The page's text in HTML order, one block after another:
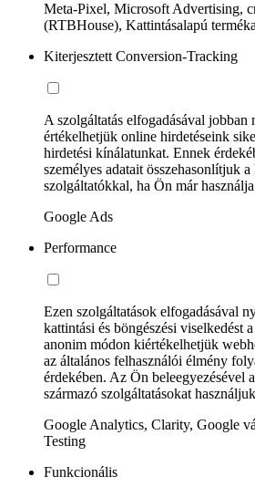
Meta-Pixel, Microsoft Advertising,
(RTBHouse), Kattintásalapú
Kiterjesztett Conversion-Tracking
A szolgáltatás elfogadásával jobban
értékelhetjük online hirdetéseink
hirdetési kínálatunkat. Ennek
személyes adatait összehasonlítjuk
szolgáltatókkal, ha Ön már
Google Ads
Performance
Ezen szolgáltatások elfogadásával
kattintási és böngészési viselkedést
anonim módon kiértékelhetjük
az általános felhasználói élmény
érdekében. Az Ön beleegyezésével
származó szolgáltatásokat
Google Analytics, Clarity, Google
Testing
Funkcionális